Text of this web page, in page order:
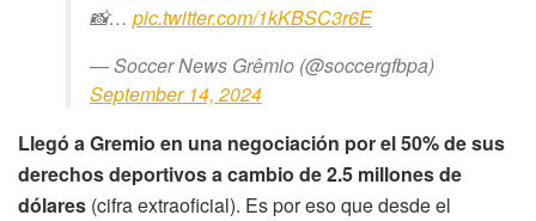
📸… pic.twitter.com/1kKBSC3r6E
— Soccer News Grêmio (@soccergfbpa)
September 14, 2024
Llegó a Gremio en una negociación por el 50% de sus
derechos deportivos a cambio de 2.5 millones de
dólares (cifra extraoficial). Es por eso que desde el